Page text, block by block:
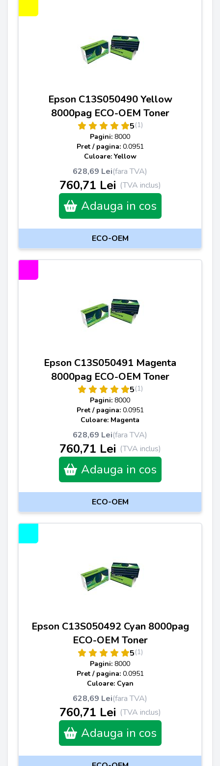
Epson C13S050490 Yellow
8000pag ECO-OEM Toner
5(1)
Pagini: 8000
Pret / pagina: 0.0951
Culoare: Yellow
628,69 Lei(fara TVA)
760,71 Lei (TVA inclus)
Adauga in cos
ECO-OEM
Epson C13S050491 Magenta
8000pag ECO-OEM Toner
5(1)
Pagini: 8000
Pret / pagina: 0.0951
Culoare: Magenta
628,69 Lei(fara TVA)
760,71 Lei (TVA inclus)
Adauga in cos
ECO-OEM
Epson C13S050492 Cyan 8000pag
ECO-OEM Toner
5(1)
Pagini: 8000
Pret / pagina: 0.0951
Culoare: Cyan
628,69 Lei(fara TVA)
760,71 Lei (TVA inclus)
Adauga in cos